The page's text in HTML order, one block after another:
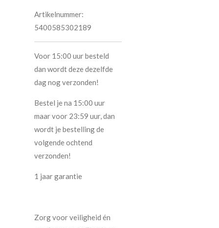
Artikelnummer:
5400585302189
Voor 15:00 uur besteld
dan wordt deze dezelfde
dag nog verzonden!
Bestel je na 15:00 uur
maar voor 23:59 uur, dan
wordt je bestelling de
volgende ochtend
verzonden!
1 jaar garantie
Zorg voor veiligheid én